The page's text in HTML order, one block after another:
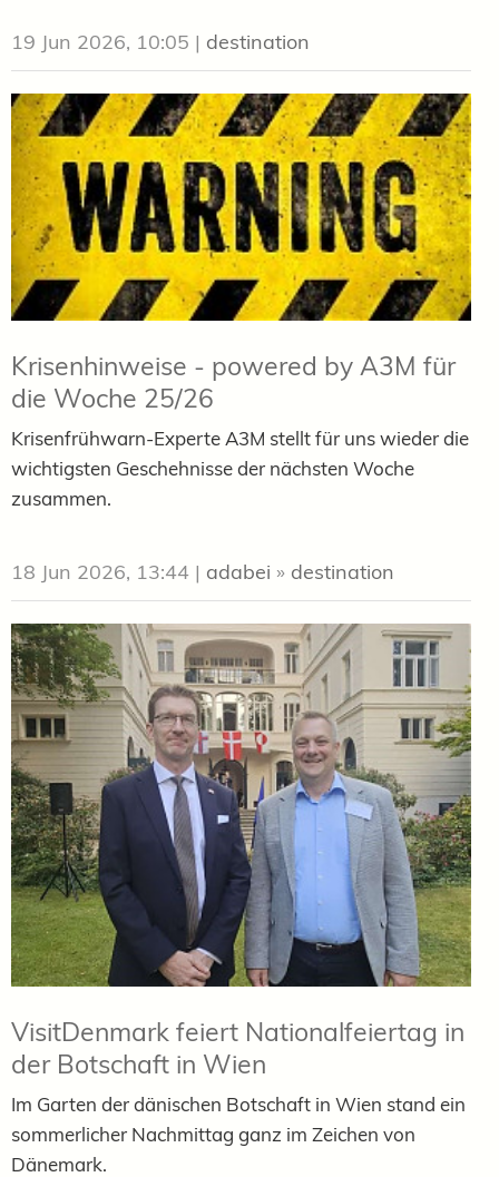
19 Jun 2026, 10:05 | destination
Krisenhinweise - powered by A3M für
die Woche 25/26
Krisenfrühwarn-Experte A3M stellt für uns wieder die
wichtigsten Geschehnisse der nächsten Woche
zusammen.
18 Jun 2026, 13:44 | adabei » destination
VisitDenmark feiert Nationalfeiertag in
der Botschaft in Wien
Im Garten der dänischen Botschaft in Wien stand ein
sommerlicher Nachmittag ganz im Zeichen von
Dänemark.